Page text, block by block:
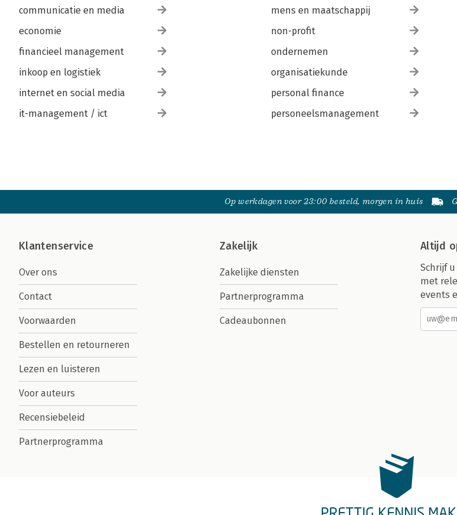
communicatie en media
economie
financieel management
inkoop en logistiek
internet en social media
it-management / ict
mens en maatschappij
non-profit
ondernemen
organisatiekunde
personal finance
personeelsmanagement
Op werkdagen voor 23:00 besteld, morgen in huis
Klantenservice
Over ons
Contact
Voorwaarden
Bestellen en retourneren
Lezen en luisteren
Voor auteurs
Recensiebeleid
Partnerprogramma
Zakelijk
Zakelijke diensten
Partnerprogramma
Cadeaubonnen
Altijd
Schrijf
met
events